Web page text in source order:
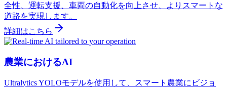
全性、運転支援、車両の自動化を向上させ、よりスマートな
道路を実現します。
詳細はこちら
農業におけるAI
Ultralytics YOLOモデルを使用して、スマート農業にビジョ